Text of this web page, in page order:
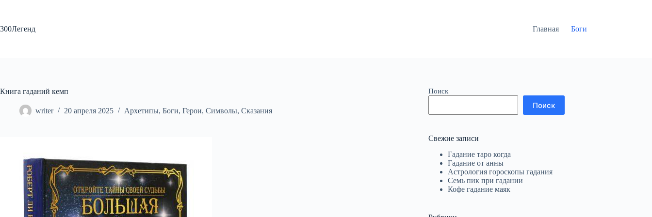
300Легенд
Главная Боги
Книга гаданий кемп
writer 20 апреля 2025 Архетипы, Боги, Герои, Символы, Сказания
Поиск
Поиск
Свежие записи
Гадание таро когда
Гадание от анны
Астрология гороскопы гадания
Семь пик при гадании
Кофе гадание маяк